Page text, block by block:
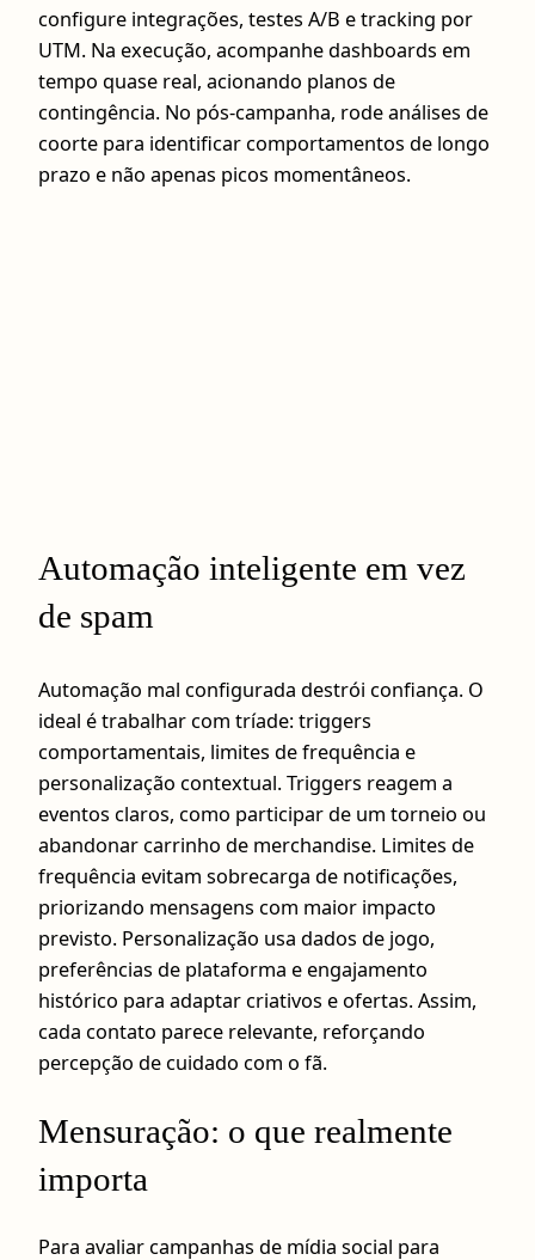
configure integrações, testes A/B e tracking por
UTM. Na execução, acompanhe dashboards em
tempo quase real, acionando planos de
contingência. No pós‑campanha, rode análises de
coorte para identificar comportamentos de longo
prazo e não apenas picos momentâneos.
Automação inteligente em vez
de spam
Automação mal configurada destrói confiança. O
ideal é trabalhar com tríade: triggers
comportamentais, limites de frequência e
personalização contextual. Triggers reagem a
eventos claros, como participar de um torneio ou
abandonar carrinho de merchandise. Limites de
frequência evitam sobrecarga de notificações,
priorizando mensagens com maior impacto
previsto. Personalização usa dados de jogo,
preferências de plataforma e engajamento
histórico para adaptar criativos e ofertas. Assim,
cada contato parece relevante, reforçando
percepção de cuidado com o fã.
Mensuração: o que realmente
importa
Para avaliar campanhas de mídia social para